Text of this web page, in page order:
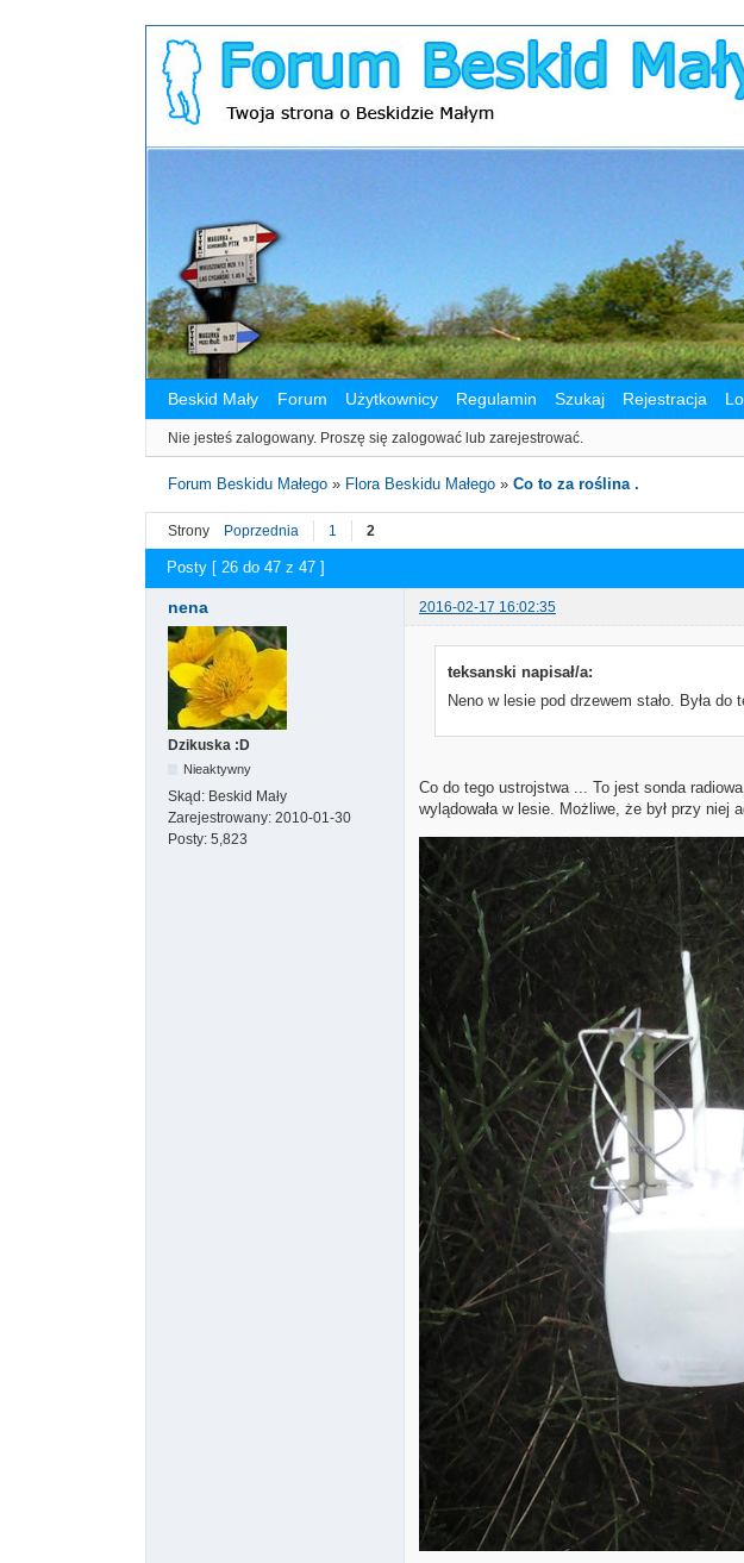
Beskid Mały Forum Użytkownicy Regulamin Szukaj Rejestracja
Nie jesteś zalogowany. Proszę się zalogować lub zarejestrować.
Forum Beskidu Małego » Flora Beskidu Małego »Co to za roślina .
Strony Poprzednia 1 2
Posty [ 26 do 47 z 47 ]
nena 2016-02-17 16:02:35
Dzikuska :D
Nieaktywny
Skąd: Beskid Mały
Zarejestrowany: 2010-01-30
Posty: 5,823
teksanski napisał/a:
Neno w lesie pod drzewem stało. Była
Co do tego ustrojstwa ... To jest sonda
wylądowała w lesie. Możliwe, że był przy niej